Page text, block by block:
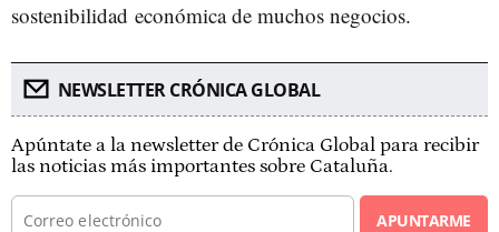
sostenibilidad económica de muchos negocios.
NEWSLETTER CRÓNICA GLOBAL
Apúntate a la newsletter de Crónica Global para recibir
las noticias más importantes sobre Cataluña.
APUNTARME